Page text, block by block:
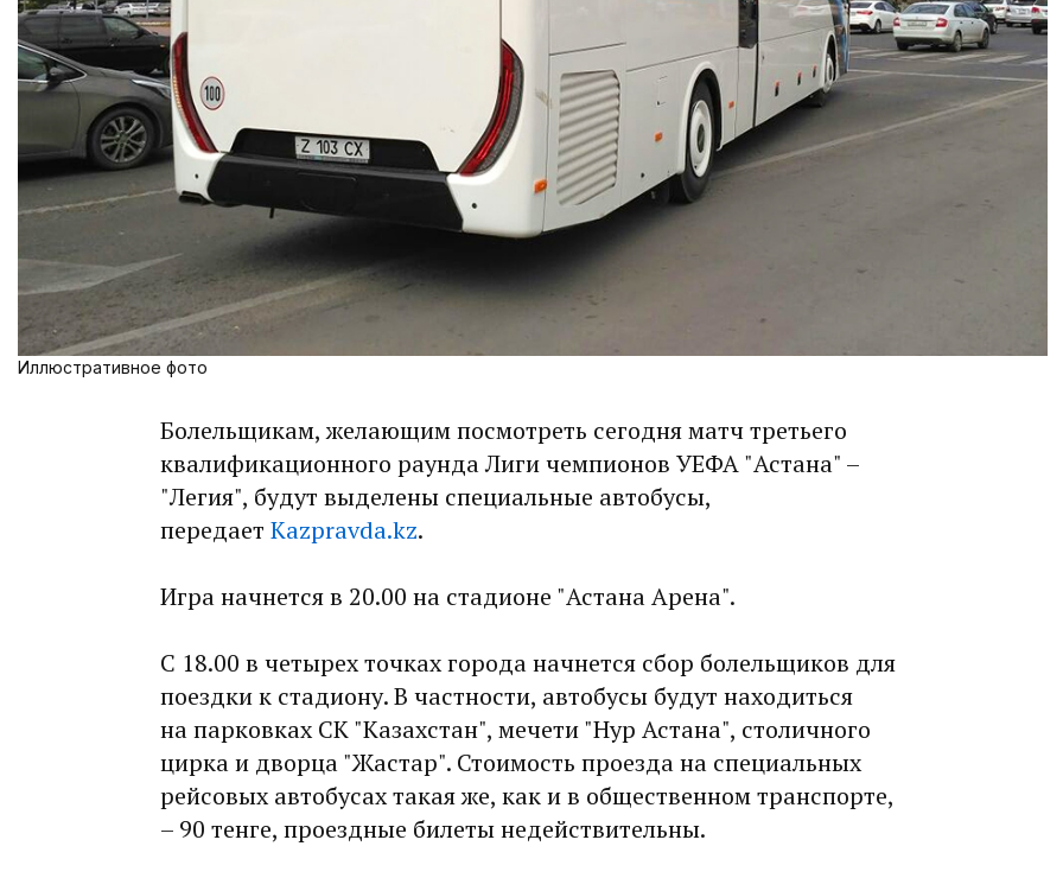
Иллюстративное фото
Болельщикам, желающим посмотреть сегодня матч третьего
квалификационного раунда Лиги чемпионов УЕФА "Астана" –
"Легия", будут выделены специальные автобусы,
передает Kazpravda.kz.
Игра начнется в 20.00 на стадионе "Астана Арена".
С 18.00 в четырех точках города начнется сбор болельщиков для
поездки к стадиону. В частности, автобусы будут находиться
на парковках СК "Казахстан", мечети "Нур Астана", столичного
цирка и дворца "Жастар". Стоимость проезда на специальных
рейсовых автобусах такая же, как и в общественном транспорте,
– 90 тенге, проездные билеты недействительны.